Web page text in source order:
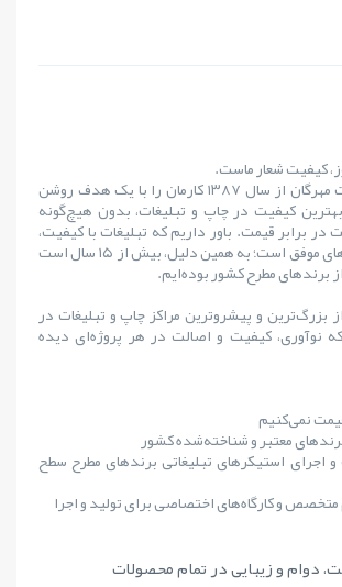
ما در چاپ و تبلیغات مهرگان از سال ۱۳۸۷ کارمان را با یک هدف روشن
کیفیت در چاپ و تبلیغات، بدون هیچ‌گونه
برابر قیمت. باور داریم که تبلیغات با کیفیت،
شایستهٔ کسب‌وکارهای موفق است؛ به همین دلیل، بیش از ۱۵ سال است
برندهای مطرح کشور بوده‌ایم.
بزرگ‌ترین و پیشروترین مراکز چاپ و تبلیغات در
نوآوری، کیفیت و اصالت در هر پروژه‌ای دیده
نمی‌کنیم
معتبر و شناخته‌شده کشور
استیکرهای تبلیغاتی برندهای مطرح سطح
و کارگاه‌های اختصاصی برای تولید و اجرا
دوام و زیبایی در تمام محصولات